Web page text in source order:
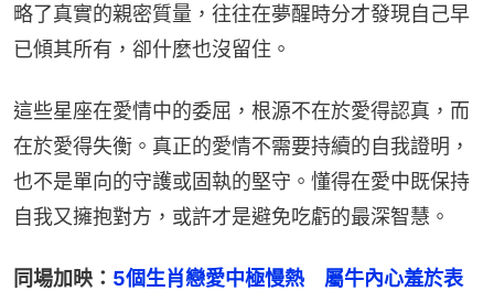
略了真實的親密質量，往往在夢醒時分才發現自己早
已傾其所有，卻什麼也沒留住。
這些星座在愛情中的委屈，根源不在於愛得認真，而
在於愛得失衡。真正的愛情不需要持續的自我證明，
也不是單向的守護或固執的堅守。懂得在愛中既保持
自我又擁抱對方，或許才是避免吃虧的最深智慧。
同場加映： 5個生肖戀愛中極慢熱　屬牛內心羞於表